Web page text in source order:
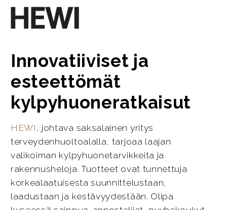
Innovatiiviset ja
esteettömät
kylpyhuoneratkaisut
HEWI , johtava saksalainen yritys
terveydenhuoltoalalla, tarjoaa laajan
valikoiman kylpyhuonetarvikkeita ja
rakennusheloja. Tuotteet ovat tunnettuja
korkealaatuisesta suunnittelustaan,
laadustaan ja kestävyydestään. Olipa